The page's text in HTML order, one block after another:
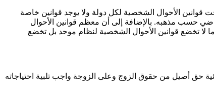
قوانين الأحوال الشخصية لكل دولة ولا يوجد قوانين خاصة
حسب مذهبه. بالإضافة إلى أن معظم قوانين الأحوال
لا تخضع قوانين الأحوال الشخصية لنظام موحد بل تخضع
حق أصيل من حقوق الزوج وعلى الزوجة واجب تلبية احتياجاته